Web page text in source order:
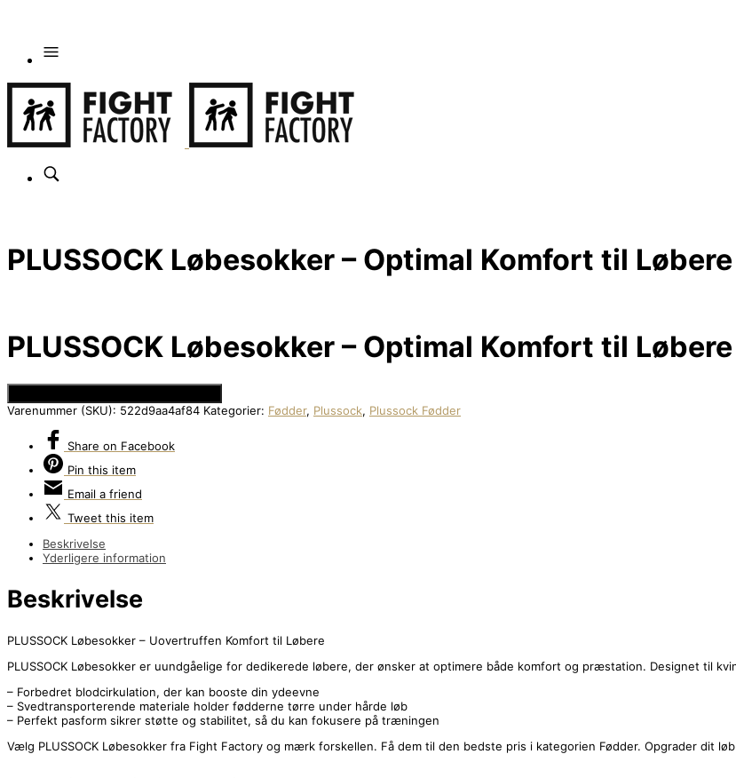
PLUSSOCK Løbesokker – Optimal Komfort til Løbere
PLUSSOCK Løbesokker – Optimal Komfort til Løbere
Varenummer (SKU): 522d9aa4af84 Kategorier: Fødder, Plussock, Plussock Fødder
Share on Facebook
Pin this item
Email a friend
Tweet this item
Beskrivelse
Yderligere information
Beskrivelse
PLUSSOCK Løbesokker – Uovertruffen Komfort til Løbere
PLUSSOCK Løbesokker er uundgåelige for dedikerede løbere, der ønsker at optimere både komfort og præstation. Designet til
– Forbedret blodcirkulation, der kan booste din ydeevne
– Svedtransporterende materiale holder fødderne tørre under hårde løb
– Perfekt pasform sikrer støtte og stabilitet, så du kan fokusere på træningen
Vælg PLUSSOCK Løbesokker fra Fight Factory og mærk forskellen. Få dem til den bedste pris i kategorien Fødder. Opgrader dit løb